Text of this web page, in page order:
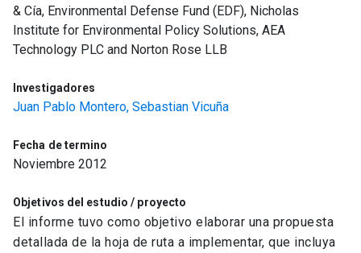
& Cía, Environmental Defense Fund (EDF), Nicholas
Institute for Environmental Policy Solutions, AEA
Technology PLC and Norton Rose LLB
Investigadores
Juan Pablo Montero, Sebastian Vicuña
Fecha de termino
Noviembre 2012
Objetivos del estudio / proyecto
El informe tuvo como objetivo elaborar una propuesta
detallada de la hoja de ruta a implementar, que incluya